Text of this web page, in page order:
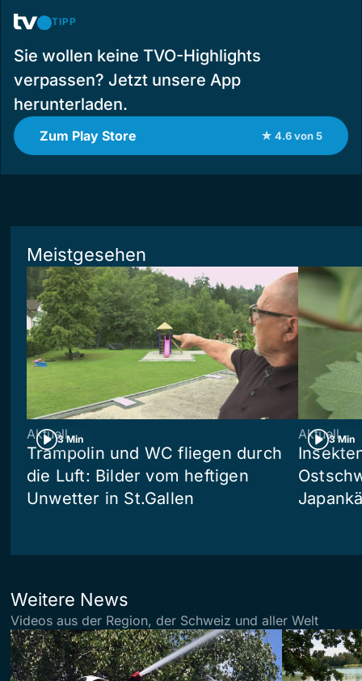
TIPP
Sie wollen keine TVO-Highlights
verpassen? Jetzt unsere App
herunterladen.
Zum Play Store ★ 4.6 von 5
Meistgesehen
3 Min
Aktuell
Trampolin und WC fliegen durch
die Luft: Bilder vom heftigen
Unwetter in St.Gallen
3 Min
Aktuell
Weitere News
Videos aus der Region, der Schweiz und aller Welt